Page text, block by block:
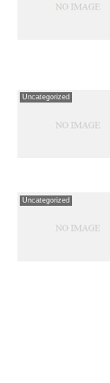
Uncategorized
Uncategorized